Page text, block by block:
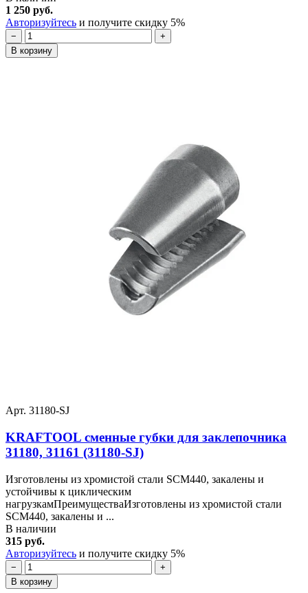
1 250 руб.
Авторизуйтесь и получите скидку 5%
−
+
В корзину
Арт. 31180-SJ
KRAFTOOL сменные губки для заклепочника
31180, 31161 (31180-SJ)
Изготовлены из хромистой стали SCM440, закалены и
устойчивы к циклическим
нагрузкамПреимуществаИзготовлены из хромистой стали
SCM440, закалены и ...
В наличии
315 руб.
Авторизуйтесь и получите скидку 5%
−
+
В корзину